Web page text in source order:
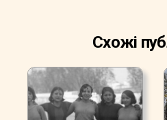
Схожі